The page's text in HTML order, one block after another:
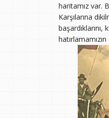
haritamız var.
Karşılarına